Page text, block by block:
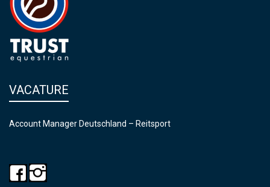
VACATURE
Account Manager Deutschland – Reitsport